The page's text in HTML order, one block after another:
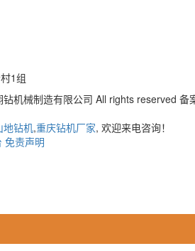
1组
机械制造有限公司 All rights reserved 备
地钻机,重庆钻机厂家, 欢迎来电咨询！
免责声明